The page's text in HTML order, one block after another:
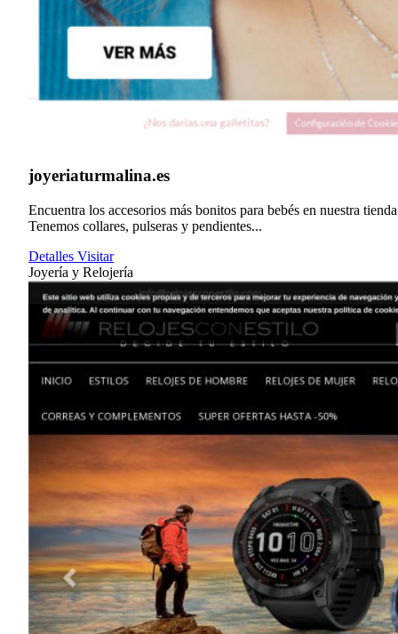
joyeriaturmalina.es
Encuentra los accesorios más bonitos para bebés en nuestra
Tenemos collares, pulseras y pendientes...
Detalles Visitar
Joyería y Relojería